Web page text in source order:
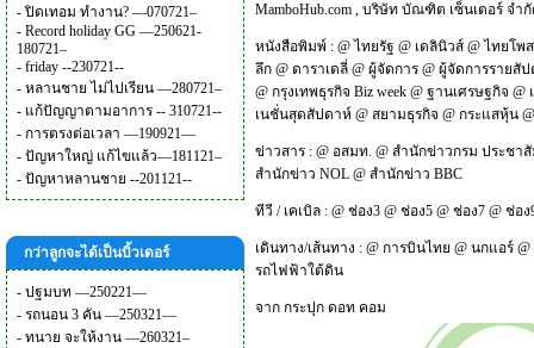
-ปิดเทอม ทำงาน? —070721–
- Record holiday GG —250621-
180721–
- friday --230721--
- หลานชาย ไม่ไปเรียน —280721–
- แก้ปัญญาตามอาการ -- 310721--
- การตรงต่อเวลา —190921—
- ปัญหาใหญ่ แก้ไขแล้ว—181121–
- ปัญหาหลานชาย --201121--
กว่าลูกจะได้เป็นบิ้วเดอร์
- ปฐมบท —250221—
- รถนอน 3 คัน —250321—
- ทนาย จะให้งาน —260321–
MamboHub.com , บริษัท บัณฑิต เซ็นเตอร์ จำ
หนังสือพิมพ์ : @ ไทยรัฐ @ เดลินิวส์ @ ไทยโพ
ลึก @ ดาราเดลี่ @ ผู้จัดการ @ ผู้จัดการรายสั
@ กรุงเทพธุรกิจ Biz week @ ฐานเศรษฐกิจ @
เนชั่นสุดสัปดาห์ @ สยามธุรกิจ @ กระแสหุ้น
ข่าวสาร : @ อสมท. @ สำนักข่าวกรม ประชา
สำนักข่าว NOL @ สำนักข่าว BBC
ทีวี / เคเบิล : @ ช่อง3 @ ช่อง5 @ ช่อง7 @ ช่อง
เดินทาง/เส้นทาง : @ การบินไทย @ นกแอร์ @
รถไฟฟ้าใต้ดิน
จาก กระปุก ดอท คอม